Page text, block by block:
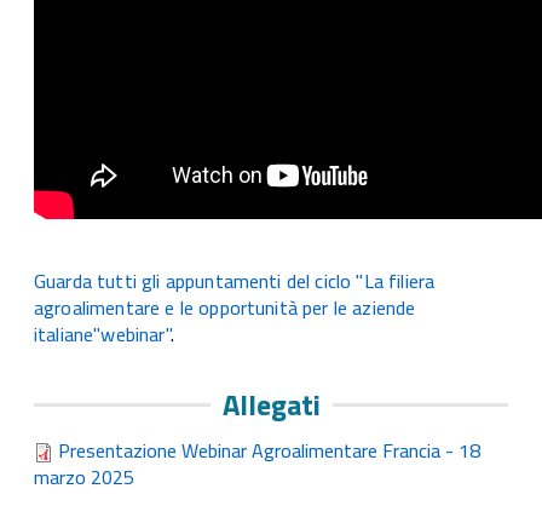
Guarda tutti gli appuntamenti del ciclo "La filiera
agroalimentare e le opportunità per le aziende
italiane"webinar".
Allegati
Presentazione Webinar Agroalimentare Francia - 18
marzo 2025